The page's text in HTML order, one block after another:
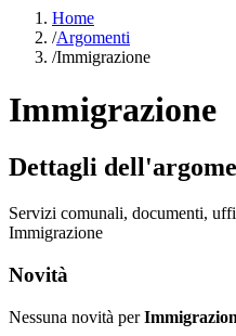
Home
/Argomenti
/Immigrazione
Immigrazione
Dettagli
Servizi comunali, documenti,
Immigrazione
Novità
Nessuna novità per